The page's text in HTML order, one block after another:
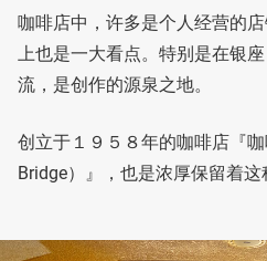
咖啡店中，许多是个人经营的
上也是一大看点。特别是在银
流，是创作的源泉之地。
创立于１９５８年的咖啡店『
Bridge）』，也是浓厚保留着这